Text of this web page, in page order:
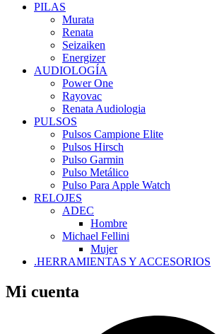
PILAS
Murata
Renata
Seizaiken
Energizer
AUDIOLOGÍA
Power One
Rayovac
Renata Audiologia
PULSOS
Pulsos Campione Elite
Pulsos Hirsch
Pulso Garmin
Pulso Metálico
Pulso Para Apple Watch
RELOJES
ADEC
Hombre
Michael Fellini
Mujer
.HERRAMIENTAS Y ACCESORIOS
Mi cuenta